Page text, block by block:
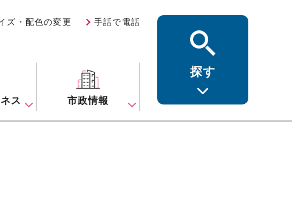
ズ・配色の変更 手話で電話
ス 市政情報
探す